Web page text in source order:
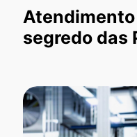
segredo das